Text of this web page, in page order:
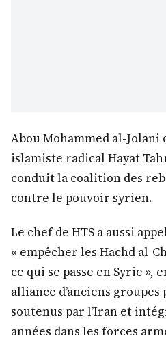
Abou Mohammed al-
islamiste radical Hayat
conduit la coalition des
contre le pouvoir syrien.
Le chef de HTS a aussi
« empêcher les Hachd al-
ce qui se passe en Syrie »,
alliance d’anciens
soutenus par l’Iran et
années dans les forces